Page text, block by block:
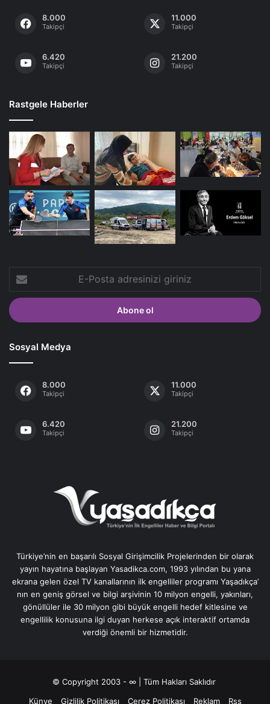
8.000
Takipçi
11.000
Takipçi
6.420
Takipçi
21.200
Takipçi
Rastgele Haberler
Posta
adresinizi
giriniz
Sosyal Medya
8.000
Takipçi
11.000
Takipçi
6.420
Takipçi
21.200
Takipçi
Türkiye’nin en başarılı Sosyal Girişimcilik Projelerinden bir olarak
yayın hayatına başlayan Yasadikca.com, 1993 yılından bu yana
ekrana gelen özel TV kanallarının ilk engelliler programı Yaşadıkça’
nın en geniş görsel ve bilgi arşivinin 10 milyon engelli, yakınları,
gönüllüler ile 30 milyon gibi büyük engelli hedef kitlesine ve
engellilik konusuna ilgi duyan herkese açık interaktif ortamda
verdiği önemli bir hizmetidir.
© Copyright 2003 - ∞ | Tüm Hakları Saklıdır
Künye
Gizlilik Politikası Çerez Politikası Reklam Rss